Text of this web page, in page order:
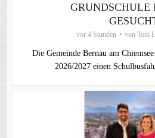
GRUNDSCHULE
vor 4 Stunden von Toni
Die Gemeinde Bernau am
2026/2027 einen